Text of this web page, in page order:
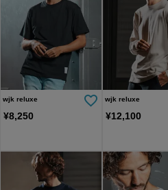
wjk reluxe
¥8,250
wjk reluxe
¥12,100